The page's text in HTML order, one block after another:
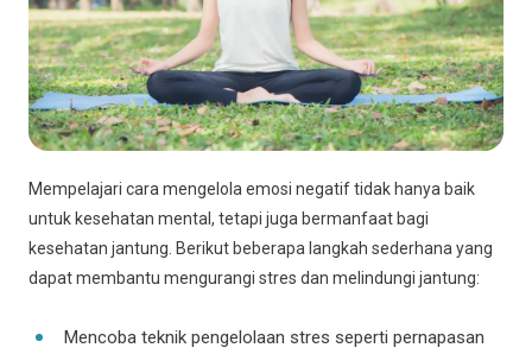
Mempelajari cara mengelola emosi negatif tidak hanya baik
untuk kesehatan mental, tetapi juga bermanfaat bagi
kesehatan jantung. Berikut beberapa langkah sederhana yang
dapat membantu mengurangi stres dan melindungi jantung:
Mencoba teknik pengelolaan stres seperti pernapasan